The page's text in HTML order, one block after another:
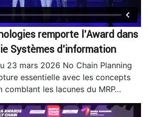
remporte l’Award dans
Systèmes d’information
23 mars 2026 No Chain Planning
essentielle avec les concepts
comblant les lacunes du MRP…